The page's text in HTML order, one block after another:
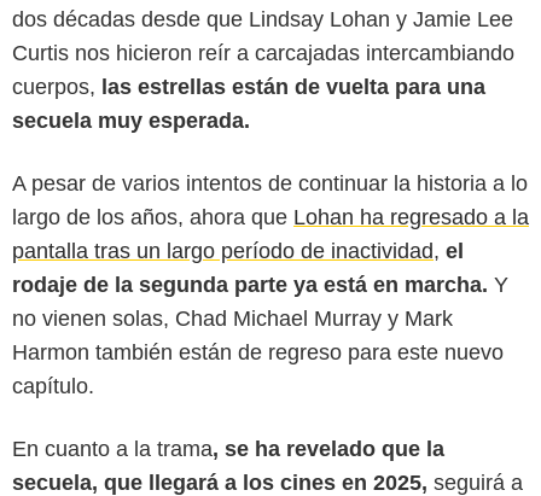
dos décadas desde que Lindsay Lohan y Jamie Lee
Curtis nos hicieron reír a carcajadas intercambiando
cuerpos, las estrellas están de vuelta para una
secuela muy esperada.
A pesar de varios intentos de continuar la historia a lo
largo de los años, ahora que Lohan ha regresado a la
pantalla tras un largo período de inactividad, el
rodaje de la segunda parte ya está en marcha. Y
no vienen solas, Chad Michael Murray y Mark
Harmon también están de regreso para este nuevo
capítulo.
En cuanto a la trama, se ha revelado que la
secuela, que llegará a los cines en 2025, seguirá a